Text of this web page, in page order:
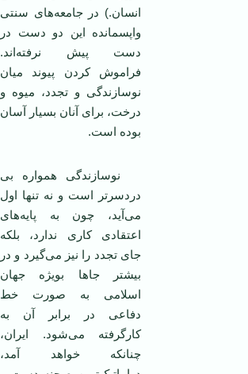
انسان.) در جامعه‌های سنتی
واپسمانده اين دو دست در
دست پيش نرفته‌اند.
فراموش کردن پيوند ميان
نوسازندگی و تجدد، ميوه و
درخت، برای آنان بسيار آسان
بوده است.
نوسازندگی همواره بی
دردسرتر است و نه تنها اول
می‌آيد، چون به پايه‌های
اعتقادی کاری ندارد، بلکه
جای تجدد را نيز می‌گيرد و در
بيشتر جاها بويژه جهان
اسلامی به صورت خط
دفاعی در برابر آن به
کارگرفته می‌شود. ايران،
چنانکه خواهد آمد،